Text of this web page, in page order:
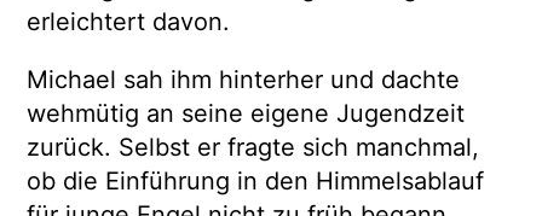
erleichtert davon.
Michael sah ihm hinterher und dachte
wehmütig an seine eigene Jugendzeit
zurück. Selbst er fragte sich manchmal,
ob die Einführung in den Himmelsablauf